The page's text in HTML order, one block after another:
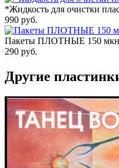
*Жидкость для очистки
990 руб.
Пакеты ПЛОТНЫЕ 150
290 руб.
Другие